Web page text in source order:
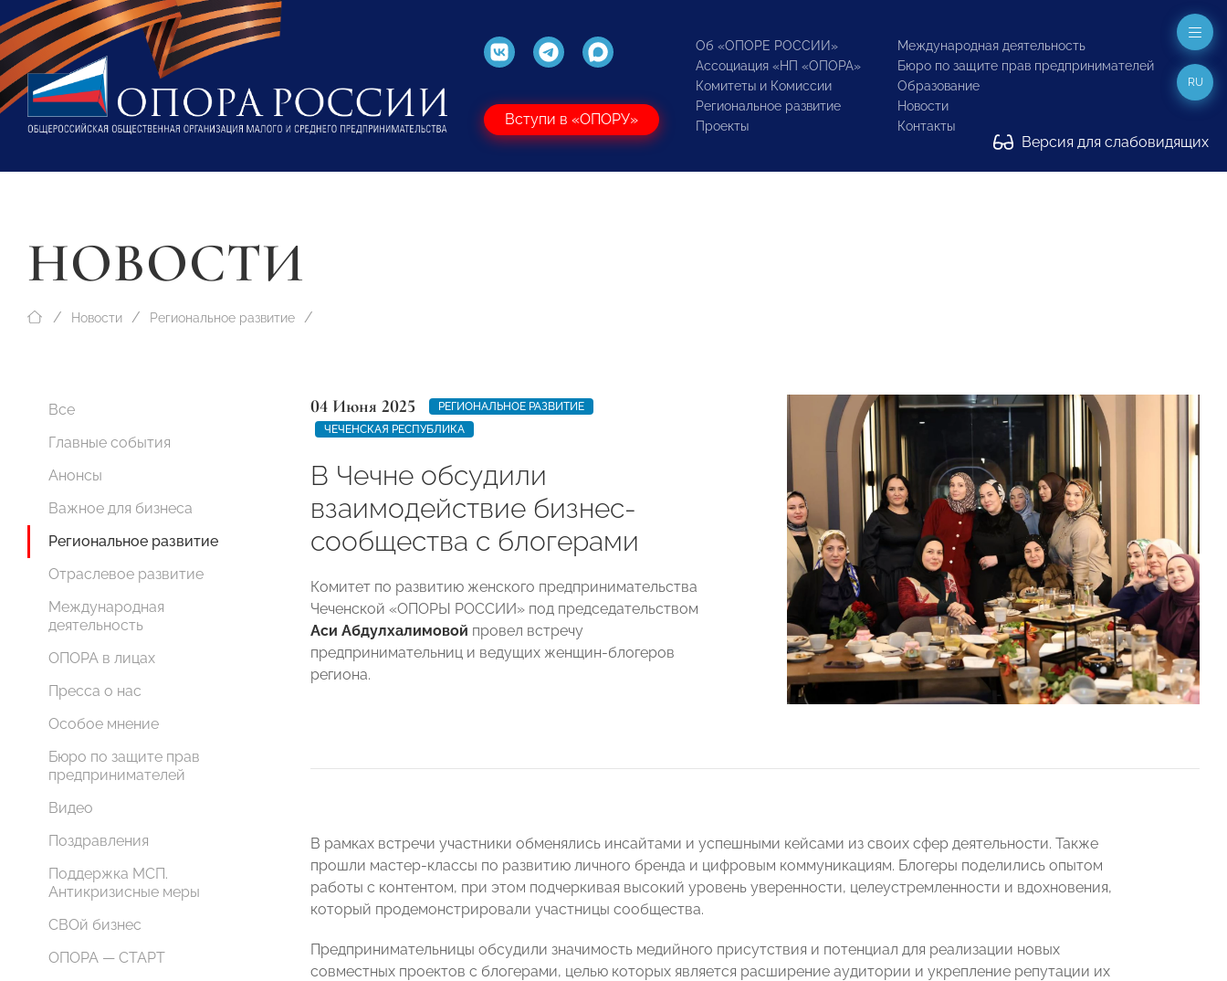
Вступи в «ОПОРУ»
Об «ОПОРЕ РОССИИ»
Ассоциация «НП «ОПОРА»
Комитеты и Комиссии
Региональное развитие
Проекты
Международная деятельность
Бюро по защите прав предпринимателей
Образование
Новости
Контакты
Версия для слабовидящих
RU
НОВОСТИ
Новости Региональное развитие
Все
Главные события
Анонсы
Важное для бизнеса
Региональное развитие
Отраслевое развитие
Международная
деятельность
ОПОРА в лицах
Пресса о нас
Особое мнение
Бюро по защите прав
предпринимателей
Видео
Поздравления
Поддержка МСП.
Антикризисные меры
СВОй бизнес
ОПОРА — СТАРТ
04 Июня 2025
РЕГИОНАЛЬНОЕ РАЗВИТИЕ
ЧЕЧЕНСКАЯ РЕСПУБЛИКА
В Чечне обсудили
взаимодействие бизнес-
сообщества с блогерами
Комитет по развитию женского предпринимательства
Чеченской «ОПОРЫ РОССИИ» под председательством
Аси Абдулхалимовой провел встречу
предпринимательниц и ведущих женщин-блогеров
региона.
В рамках встречи участники обменялись инсайтами и успешными кейсами из своих сфер деятельности. Также
прошли мастер-классы по развитию личного бренда и цифровым коммуникациям. Блогеры поделились опытом
работы с контентом, при этом подчеркивая высокий уровень уверенности, целеустремленности и вдохновения,
который продемонстрировали участницы сообщества.
Предпринимательницы обсудили значимость медийного присутствия и потенциал для реализации новых
совместных проектов с блогерами, целью которых является расширение аудитории и укрепление репутации их